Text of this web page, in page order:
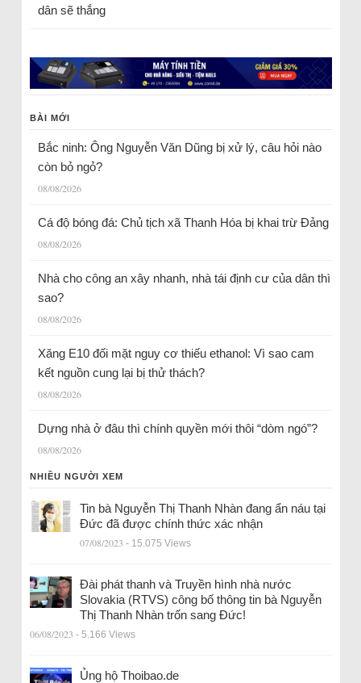
dân sẽ thắng
BÀI MỚI
Bắc ninh: Ông Nguyễn Văn Dũng bị xử lý, câu hỏi nào
còn bỏ ngỏ?
08/08/2026
Cá độ bóng đá: Chủ tịch xã Thanh Hóa bị khai trừ Đảng
08/08/2026
Nhà cho công an xây nhanh, nhà tái định cư của dân thì
sao?
08/08/2026
Xăng E10 đối mặt nguy cơ thiếu ethanol: Vì sao cam
kết nguồn cung lại bị thử thách?
08/08/2026
Dựng nhà ở đâu thì chính quyền mới thôi “dòm ngó”?
08/08/2026
NHIỀU NGƯỜI XEM
Tin bà Nguyễn Thị Thanh Nhàn đang ẩn náu tại
Đức đã được chính thức xác nhận
07/08/2023 - 15.075 Views
Đài phát thanh và Truyền hình nhà nước
Slovakia (RTVS) công bố thông tin bà Nguyễn
Thị Thanh Nhàn trốn sang Đức!
06/08/2023 - 5.166 Views
Ủng hộ Thoibao.de